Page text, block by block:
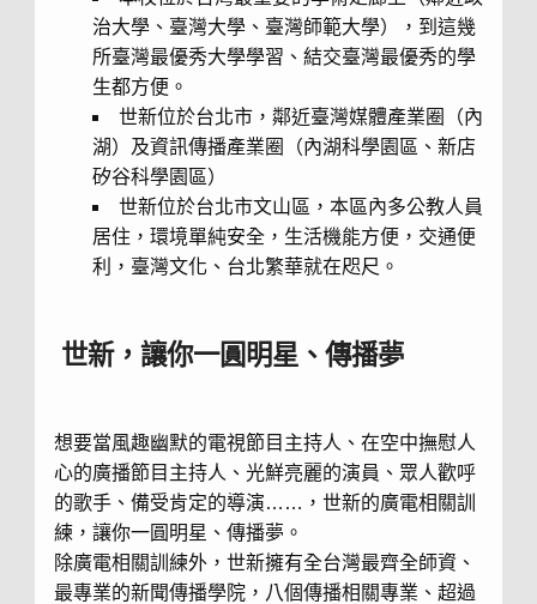
治大學、臺灣大學、臺灣師範大學），到這幾
所臺灣最優秀大學學習、結交臺灣最優秀的學
生都方便。
世新位於台北市，鄰近臺灣媒體產業圈（內
湖）及資訊傳播產業圈（內湖科學園區、新店
矽谷科學園區）
世新位於台北市文山區，本區內多公教人員
居住，環境單純安全，生活機能方便，交通便
利，臺灣文化、台北繁華就在咫尺。
世新，讓你一圓明星、傳播夢
想要當風趣幽默的電視節目主持人、在空中撫慰人
心的廣播節目主持人、光鮮亮麗的演員、眾人歡呼
的歌手、備受肯定的導演……，世新的廣電相關訓
練，讓你一圓明星、傳播夢。
除廣電相關訓練外，世新擁有全台灣最齊全師資、
最專業的新聞傳播學院，八個傳播相關專業、超過